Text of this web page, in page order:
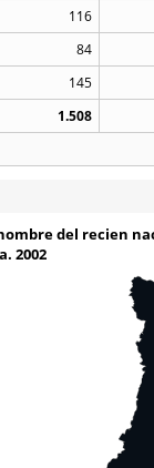
116
84
145
1.508